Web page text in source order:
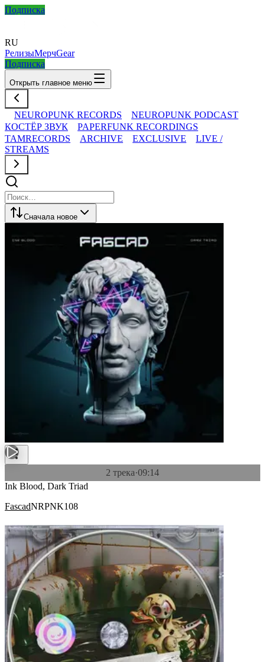
Подписка
RU
РелизыМерчGear
Подписка
Открыть главное меню
NEUROPUNK RECORDS
NEUROPUNK PODCAST
КОСТЁР ЗВУК
PAPERFUNK RECORDINGS
TAMRECORDS
ARCHIVE EXCLUSIVE
LIVE /
STREAMS
Сначала новое
2 трека·09:14
Ink Blood, Dark Triad
FascadNRPNK108